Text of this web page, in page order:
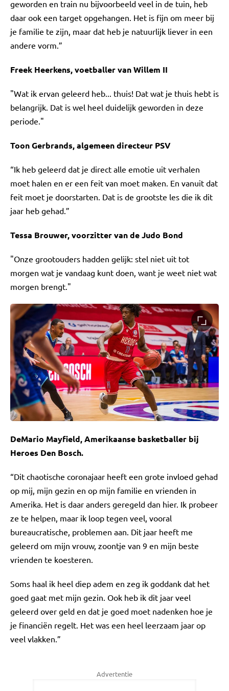
geworden en train nu bijvoorbeeld veel in de tuin, heb
daar ook een target opgehangen. Het is fijn om meer bij
je familie te zijn, maar dat heb je natuurlijk liever in een
andere vorm.”
Freek Heerkens, voetballer van Willem II
"Wat ik ervan geleerd heb... thuis! Dat wat je thuis hebt is
belangrijk. Dat is wel heel duidelijk geworden in deze
periode."
Toon Gerbrands, algemeen directeur PSV
“Ik heb geleerd dat je direct alle emotie uit verhalen
moet halen en er een feit van moet maken. En vanuit dat
feit moet je doorstarten. Dat is de grootste les die ik dit
jaar heb gehad.”
Tessa Brouwer, voorzitter van de Judo Bond
"Onze grootouders hadden gelijk: stel niet uit tot
morgen wat je vandaag kunt doen, want je weet niet wat
morgen brengt."
DeMario Mayfield, Amerikaanse basketballer bij
Heroes Den Bosch.
“Dit chaotische coronajaar heeft een grote invloed gehad
op mij, mijn gezin en op mijn familie en vrienden in
Amerika. Het is daar anders geregeld dan hier. Ik probeer
ze te helpen, maar ik loop tegen veel, vooral
bureaucratische, problemen aan. Dit jaar heeft me
geleerd om mijn vrouw, zoontje van 9 en mijn beste
vrienden te koesteren.
Soms haal ik heel diep adem en zeg ik goddank dat het
goed gaat met mijn gezin. Ook heb ik dit jaar veel
geleerd over geld en dat je goed moet nadenken hoe je
je financiën regelt. Het was een heel leerzaam jaar op
veel vlakken.”
Advertentie